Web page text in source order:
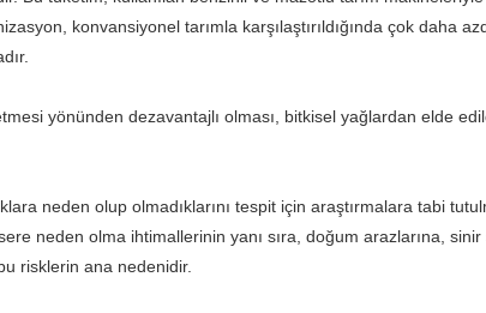
konvansiyonel tarımla karşılaştırıldığında çok daha
yönünden dezavantajlı olması, bitkisel yağlardan elde
neden olup olmadıklarını tespit için araştırmalara tabi
neden olma ihtimallerinin yanı sıra, doğum arazlarına,
risklerin ana nedenidir.